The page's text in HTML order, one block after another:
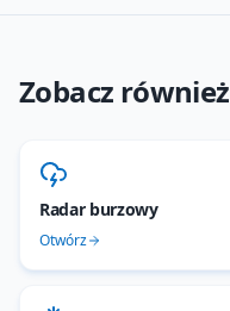
Zobacz również
Radar burzowy
Otwórz